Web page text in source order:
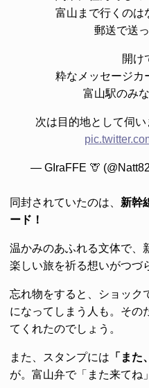
富山まで行くのは
郵送で送
開け
粋なメッセージカ
富山駅のみ
次は目的地として伺い
— GIraFFE 🦒
同封されていたのは、 新幹
ード！
温かみのあふれる文体で、
楽しい旅を祈る想いがつづ
忘れ物をすると、ショック
になってしまう人も。その
てくれたのでしょう。
また、スタンプには 「また
が。富山弁で「また来てね